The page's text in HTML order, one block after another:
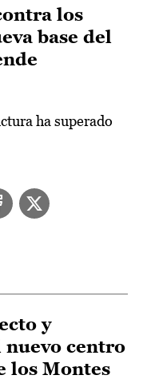
los
base del
ha superado
y
centro
los Montes